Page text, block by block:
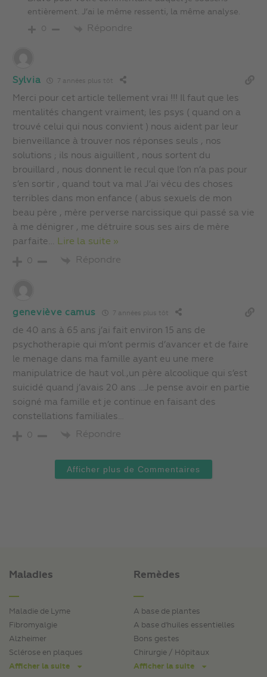
entièrement. J’ai le même ressenti, la même analyse.
0 Répondre
Sylvia 7 années plus tôt
Merci pour cet article tellement vrai !!! Il faut que les
mentalités changent vraiment; les psys ( quand on a
trouvé celui qui nous convient ) nous aident par leur
bienveillance à trouver nos réponses seuls , nos
solutions ; ils nous aiguillent , nous sortent du
brouillard , nous donnent le recul que l’on n’a pas pour
s’en sortir , quand tout va mal J’ai vécu des choses
terribles dans mon enfance ( abus sexuels de mon
beau père , mère perverse narcissique qui passé sa vie
à me dénigrer , me détruire sous ses airs de mère
parfaite… Lire la suite »
0 Répondre
geneviève camus 7 années plus tôt
de 40 ans à 65 ans j’ai fait environ 15 ans de
psychotherapie qui m’ont permis d’avancer et de faire
le menage dans ma famille ayant eu une mere
manipulatrice de haut vol.,un père alcoolique qui s’est
suicidé quand j’avais 20 ans …Je pense avoir en partie
soigné ma famille et je continue en faisant des
constellations familiales…
0 Répondre
Afficher plus de Commentaires
Maladies
Maladie de Lyme
Fibromyalgie
Alzheimer
Sclérose en plaques
Afficher la suite
Remèdes
A base de plantes
A base d'huiles essentielles
Bons gestes
Chirurgie / Hôpitaux
Afficher la suite